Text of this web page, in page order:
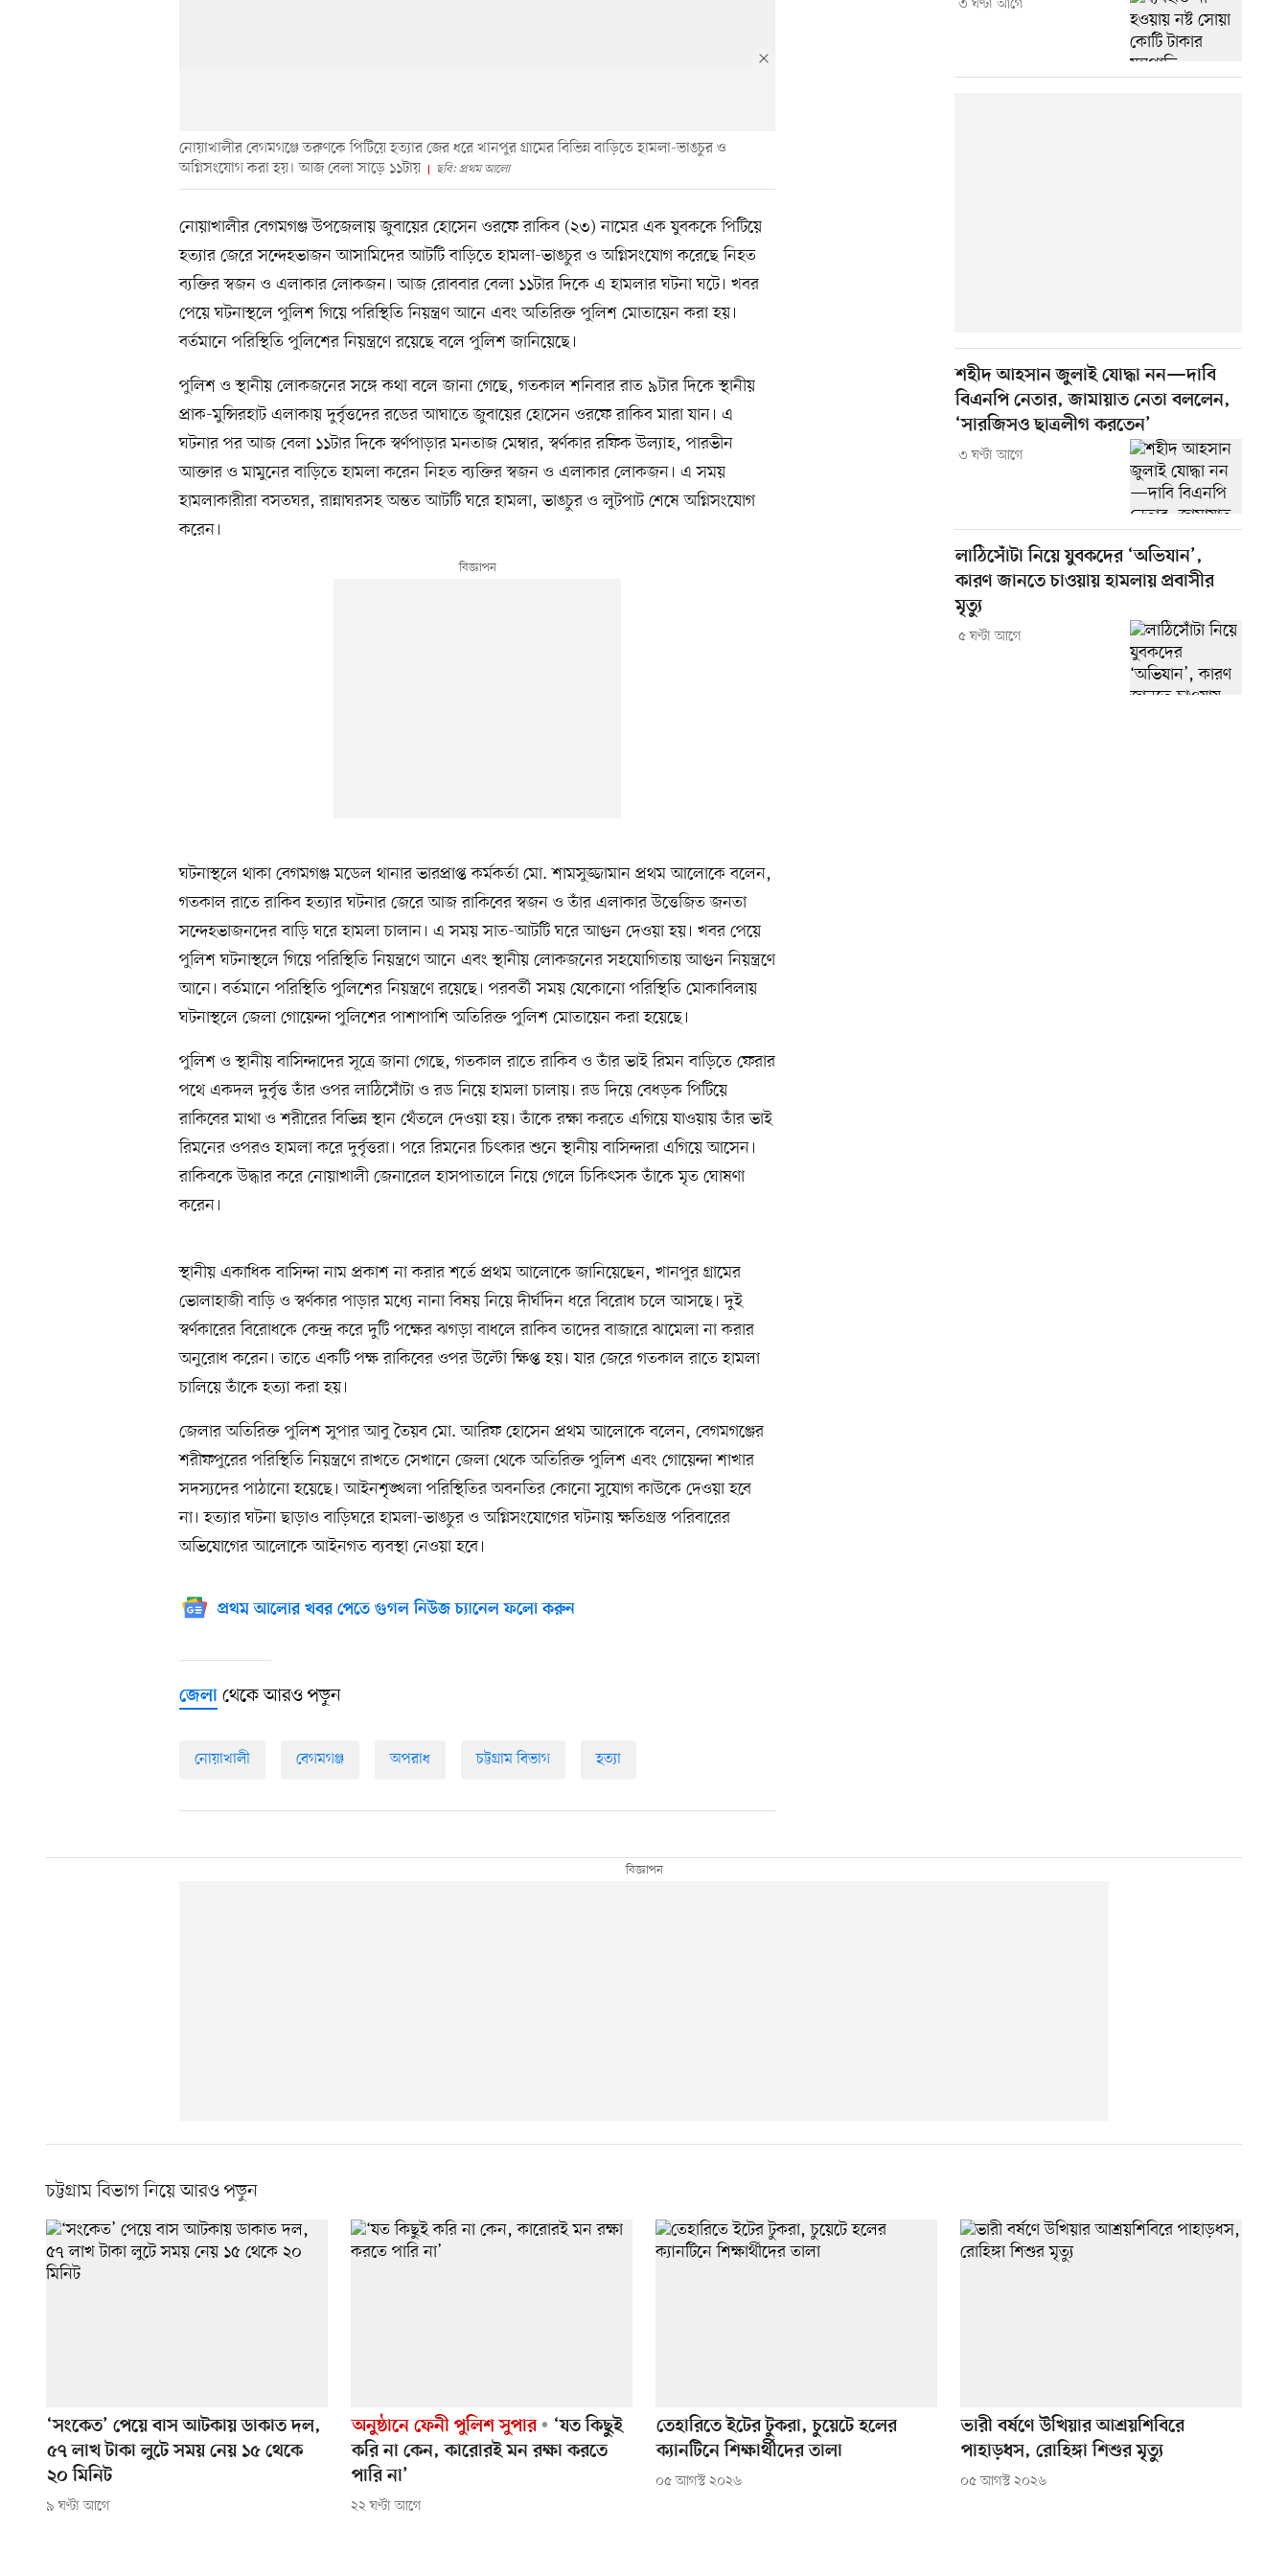
নোয়াখালীর বেগমগঞ্জে তরুণকে পিটিয়ে হত্যার জের ধরে খানপুর গ্রামের বিভিন্ন বাড়িতে হামলা-ভাঙচুর ও
অগ্নিসংযোগ করা হয়। আজ বেলা সাড়ে ১১টায়
ছবি: প্রথম আলো
নোয়াখালীর বেগমগঞ্জ উপজেলায় জুবায়ের হোসেন ওরফে রাকিব (২৩) নামের এক যুবককে পিটিয়ে
হত্যার জেরে সন্দেহভাজন আসামিদের আটটি বাড়িতে হামলা-ভাঙচুর ও অগ্নিসংযোগ করেছে নিহত
ব্যক্তির স্বজন ও এলাকার লোকজন। আজ রোববার বেলা ১১টার দিকে এ হামলার ঘটনা ঘটে। খবর
পেয়ে ঘটনাস্থলে পুলিশ গিয়ে পরিস্থিতি নিয়ন্ত্রণ আনে এবং অতিরিক্ত পুলিশ মোতায়েন করা হয়।
বর্তমানে পরিস্থিতি পুলিশের নিয়ন্ত্রণে রয়েছে বলে পুলিশ জানিয়েছে।
পুলিশ ও স্থানীয় লোকজনের সঙ্গে কথা বলে জানা গেছে, গতকাল শনিবার রাত ৯টার দিকে স্থানীয়
প্রাক-মুন্সিরহাট এলাকায় দুর্বৃত্তদের রডের আঘাতে জুবায়ের হোসেন ওরফে রাকিব মারা যান। এ
ঘটনার পর আজ বেলা ১১টার দিকে স্বর্ণপাড়ার মনতাজ মেম্বার, স্বর্ণকার রফিক উল্যাহ, পারভীন
আক্তার ও মামুনের বাড়িতে হামলা করেন নিহত ব্যক্তির স্বজন ও এলাকার লোকজন। এ সময়
হামলাকারীরা বসতঘর, রান্নাঘরসহ অন্তত আটটি ঘরে হামলা, ভাঙচুর ও লুটপাট শেষে অগ্নিসংযোগ
করেন।
ঘটনাস্থলে থাকা বেগমগঞ্জ মডেল থানার ভারপ্রাপ্ত কর্মকর্তা মো. শামসুজ্জামান প্রথম আলোকে বলেন,
গতকাল রাতে রাকিব হত্যার ঘটনার জেরে আজ রাকিবের স্বজন ও তাঁর এলাকার উত্তেজিত জনতা
সন্দেহভাজনদের বাড়ি ঘরে হামলা চালান। এ সময় সাত-আটটি ঘরে আগুন দেওয়া হয়। খবর পেয়ে
পুলিশ ঘটনাস্থলে গিয়ে পরিস্থিতি নিয়ন্ত্রণে আনে এবং স্থানীয় লোকজনের সহযোগিতায় আগুন নিয়ন্ত্রণে
আনে। বর্তমানে পরিস্থিতি পুলিশের নিয়ন্ত্রণে রয়েছে। পরবর্তী সময় যেকোনো পরিস্থিতি মোকাবিলায়
ঘটনাস্থলে জেলা গোয়েন্দা পুলিশের পাশাপাশি অতিরিক্ত পুলিশ মোতায়েন করা হয়েছে।
পুলিশ ও স্থানীয় বাসিন্দাদের সূত্রে জানা গেছে, গতকাল রাতে রাকিব ও তাঁর ভাই রিমন বাড়িতে ফেরার
পথে একদল দুর্বৃত্ত তাঁর ওপর লাঠিসোঁটা ও রড নিয়ে হামলা চালায়। রড দিয়ে বেধড়ক পিটিয়ে
রাকিবের মাথা ও শরীরের বিভিন্ন স্থান থেঁতলে দেওয়া হয়। তাঁকে রক্ষা করতে এগিয়ে যাওয়ায় তাঁর ভাই
রিমনের ওপরও হামলা করে দুর্বৃত্তরা। পরে রিমনের চিৎকার শুনে স্থানীয় বাসিন্দারা এগিয়ে আসেন।
রাকিবকে উদ্ধার করে নোয়াখালী জেনারেল হাসপাতালে নিয়ে গেলে চিকিৎসক তাঁকে মৃত ঘোষণা
করেন।
স্থানীয় একাধিক বাসিন্দা নাম প্রকাশ না করার শর্তে প্রথম আলোকে জানিয়েছেন, খানপুর গ্রামের
ভোলাহাজী বাড়ি ও স্বর্ণকার পাড়ার মধ্যে নানা বিষয় নিয়ে দীর্ঘদিন ধরে বিরোধ চলে আসছে। দুই
স্বর্ণকারের বিরোধকে কেন্দ্র করে দুটি পক্ষের ঝগড়া বাধলে রাকিব তাদের বাজারে ঝামেলা না করার
অনুরোধ করেন। তাতে একটি পক্ষ রাকিবের ওপর উল্টো ক্ষিপ্ত হয়। যার জেরে গতকাল রাতে হামলা
চালিয়ে তাঁকে হত্যা করা হয়।
জেলার অতিরিক্ত পুলিশ সুপার আবু তৈয়ব মো. আরিফ হোসেন প্রথম আলোকে বলেন, বেগমগঞ্জের
শরীফপুরের পরিস্থিতি নিয়ন্ত্রণে রাখতে সেখানে জেলা থেকে অতিরিক্ত পুলিশ এবং গোয়েন্দা শাখার
সদস্যদের পাঠানো হয়েছে। আইনশৃঙ্খলা পরিস্থিতির অবনতির কোনো সুযোগ কাউকে দেওয়া হবে
না। হত্যার ঘটনা ছাড়াও বাড়িঘরে হামলা-ভাঙচুর ও অগ্নিসংযোগের ঘটনায় ক্ষতিগ্রস্ত পরিবারের
অভিযোগের আলোকে আইনগত ব্যবস্থা নেওয়া হবে।
প্রথম আলোর খবর পেতে গুগল নিউজ চ্যানেল ফলো করুন
জেলা থেকে আরও পড়ুন
নোয়াখালী বেগমগঞ্জ অপরাধ চট্টগ্রাম বিভাগ হত্যা
৩ ঘণ্টা আগে
শহীদ আহসান জুলাই যোদ্ধা নন—দাবি
বিএনপি নেতার, জামায়াত নেতা বললেন,
‘সারজিসও ছাত্রলীগ করতেন’
৩ ঘণ্টা আগে
লাঠিসোঁটা নিয়ে যুবকদের ‘অভিযান’,
কারণ জানতে চাওয়ায় হামলায় প্রবাসীর
মৃত্যু
৫ ঘণ্টা আগে
চট্টগ্রাম বিভাগ নিয়ে আরও পড়ুন
‘সংকেত’ পেয়ে বাস আটকায় ডাকাত দল,
৫৭ লাখ টাকা লুটে সময় নেয় ১৫ থেকে
২০ মিনিট
৯ ঘণ্টা আগে
অনুষ্ঠানে ফেনী পুলিশ সুপার
‘যত কিছুই
করি না কেন, কারোরই মন রক্ষা করতে
পারি না’
২২ ঘণ্টা আগে
তেহারিতে ইটের টুকরা, চুয়েটে হলের
ক্যানটিনে শিক্ষার্থীদের তালা
০৫ আগস্ট ২০২৬
ভারী বর্ষণে উখিয়ার আশ্রয়শিবিরে
পাহাড়ধস, রোহিঙ্গা শিশুর মৃত্যু
০৫ আগস্ট ২০২৬